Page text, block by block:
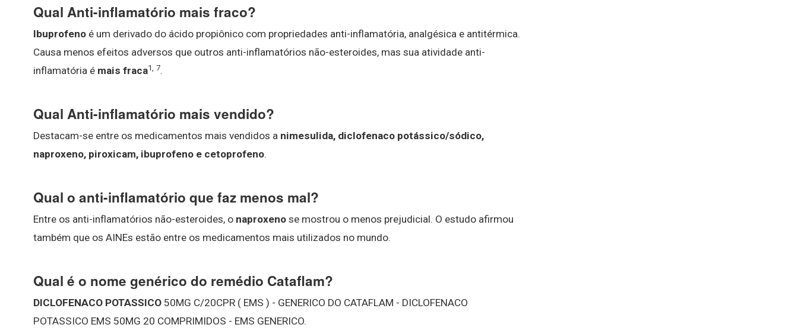
Qual Anti-inflamatório mais fraco?
Ibuprofeno é um derivado do ácido propiônico com propriedades anti-inflamatória, analgésica e antitérmica.
Causa menos efeitos adversos que outros anti-inflamatórios não-esteroides, mas sua atividade anti-
inflamatória é mais fraca1 7.
Qual Anti-inflamatório mais vendido?
Destacam-se entre os medicamentos mais vendidos a nimesulida, diclofenaco potássico/sódico,
naproxeno, piroxicam, ibuprofeno e cetoprofeno.
Qual o anti-inflamatório que faz menos mal?
Entre os anti-inflamatórios não-esteroides, o naproxeno se mostrou o menos prejudicial. O estudo afirmou
também que os AINEs estão entre os medicamentos mais utilizados no mundo.
Qual é o nome genérico do remédio Cataflam?
DICLOFENACO POTASSICO 50MG C/20CPR ( EMS ) - GENERICO DO CATAFLAM - DICLOFENACO
POTASSICO EMS 50MG 20 COMPRIMIDOS - EMS GENERICO.